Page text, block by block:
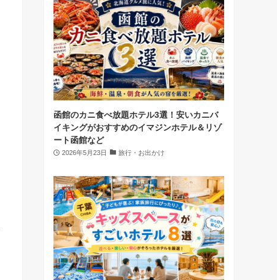
函館のカニ食べ放題ホテル3選！安いカニバ
イキングがおすすめのイマジンホテル＆リゾ
ート函館など
2026年5月23日 旅行・お出かけ